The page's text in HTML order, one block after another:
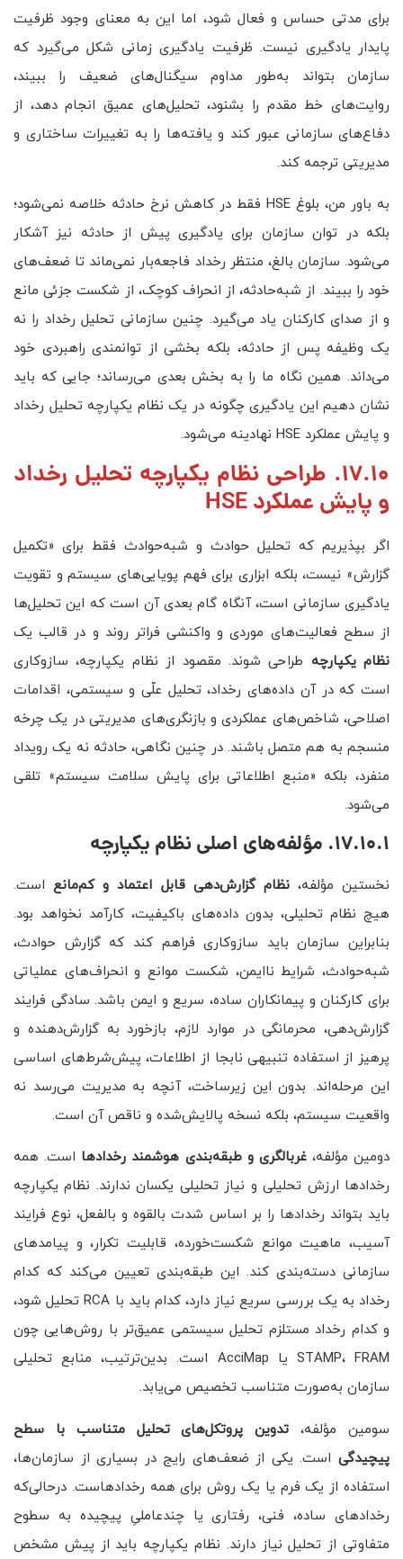
برای مدتی حساس و فعال شود، اما این به معنای وجود ظرفیت
پایدار یادگیری نیست. ظرفیت یادگیری زمانی شکل می‌گیرد که
سازمان بتواند به‌طور مداوم سیگنال‌های ضعیف را ببیند،
روایت‌های خط مقدم را بشنود، تحلیل‌های عمیق انجام دهد، از
دفاع‌های سازمانی عبور کند و یافته‌ها را به تغییرات ساختاری و
مدیریتی ترجمه کند.
به باور من، بلوغ HSE فقط در کاهش نرخ حادثه خلاصه نمی‌شود؛
بلکه در توان سازمان برای یادگیری پیش از حادثه نیز آشکار
می‌شود. سازمان بالغ، منتظر رخداد فاجعه‌بار نمی‌ماند تا ضعف‌های
خود را ببیند. از شبه‌حادثه، از انحراف کوچک، از شکست جزئی مانع
و از صدای کارکنان یاد می‌گیرد. چنین سازمانی تحلیل رخداد را نه
یک وظیفه پس از حادثه، بلکه بخشی از توانمندی راهبردی خود
می‌داند. همین نگاه ما را به بخش بعدی می‌رساند؛ جایی که باید
نشان دهیم این یادگیری چگونه در یک نظام یکپارچه تحلیل رخداد
و پایش عملکرد HSE نهادینه می‌شود.
17.10. طراحی نظام یکپارچه تحلیل رخداد
و پایش عملکرد HSE
اگر بپذیریم که تحلیل حوادث و شبه‌حوادث فقط برای «تکمیل
گزارش» نیست، بلکه ابزاری برای فهم پویایی‌های سیستم و تقویت
یادگیری سازمانی است، آنگاه گام بعدی آن است که این تحلیل‌ها
از سطح فعالیت‌های موردی و واکنشی فراتر روند و در قالب یک
نظام یکپارچه طراحی شوند. مقصود از نظام یکپارچه، سازوکاری
است که در آن داده‌های رخداد، تحلیل علّی و سیستمی، اقدامات
اصلاحی، شاخص‌های عملکردی و بازنگری‌های مدیریتی در یک چرخه
منسجم به هم متصل باشند. در چنین نگاهی، حادثه نه یک رویداد
منفرد، بلکه «منبع اطلاعاتی برای پایش سلامت سیستم» تلقی
می‌شود.
17.10.1. مؤلفه‌های اصلی نظام یکپارچه
نخستین مؤلفه،نظام گزارش‌دهی قابل اعتماد و کم‌مانعاست.
هیچ نظام تحلیلی، بدون داده‌های باکیفیت، کارآمد نخواهد بود.
بنابراین سازمان باید سازوکاری فراهم کند که گزارش حوادث،
شبه‌حوادث، شرایط ناایمن، شکست موانع و انحراف‌های عملیاتی
برای کارکنان و پیمانکاران ساده، سریع و ایمن باشد. سادگی فرایند
گزارش‌دهی، محرمانگی در موارد لازم، بازخورد به گزارش‌دهنده و
پرهیز از استفاده تنبیهی نابجا از اطلاعات، پیش‌شرط‌های اساسی
این مرحله‌اند. بدون این زیرساخت، آنچه به مدیریت می‌رسد نه
واقعیت سیستم، بلکه نسخه پالایش‌شده و ناقص آن است.
دومین مؤلفه،غربالگری و طبقه‌بندی هوشمند رخدادها است. همه
رخدادها ارزش تحلیلی و نیاز تحلیلی یکسان ندارند. نظام یکپارچه
باید بتواند رخدادها را بر اساس شدت بالقوه و بالفعل، نوع فرایند
آسیب، ماهیت موانع شکست‌خورده، قابلیت تکرار، و پیامدهای
سازمانی دسته‌بندی کند. این طبقه‌بندی تعیین می‌کند که کدام
رخداد به یک بررسی سریع نیاز دارد، کدام باید با RCA تحلیل شود،
و کدام رخداد مستلزم تحلیل سیستمی عمیق‌تر با روش‌هایی چون
STAMP، FRAM یا AcciMap است. بدین‌ترتیب، منابع تحلیلی
سازمان به‌صورت متناسب تخصیص می‌یابد.
سومین مؤلفه، تدوین پروتکل‌های تحلیل متناسب با سطح
پیچیدگی است. یکی از ضعف‌های رایج در بسیاری از سازمان‌ها،
استفاده از یک فرم یا یک روش برای همه رخدادهاست. درحالی‌که
رخدادهای ساده، فنی، رفتاری یا چندعاملیِ پیچیده به سطوح
متفاوتی از تحلیل نیاز دارند. نظام یکپارچه باید از پیش مشخص